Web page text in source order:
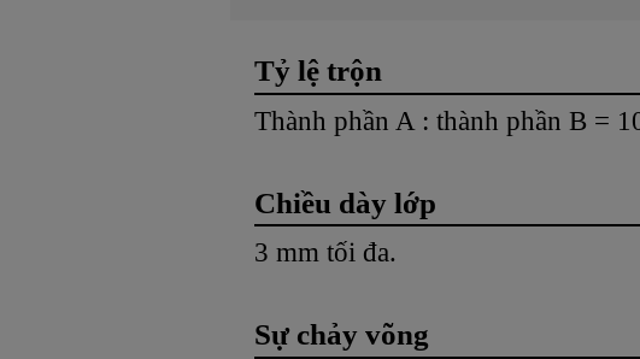
Tỷ lệ trộn
Thành phần A : thành phần B =
Chiều dày lớp
3 mm tối đa.
Sự chảy võng